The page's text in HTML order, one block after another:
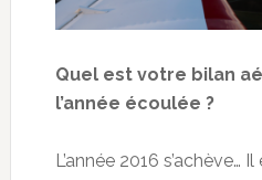
Quel est votre bilan
l’année écoulée ?
L’année 2016 s’achève…